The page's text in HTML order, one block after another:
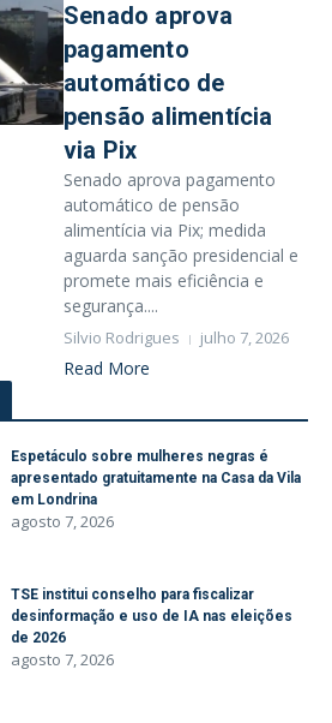
Senado aprova
pagamento
automático de
pensão alimentícia
via Pix
Senado aprova pagamento
automático de pensão
alimentícia via Pix; medida
aguarda sanção presidencial e
promete mais eficiência e
segurança....
Silvio Rodrigues julho 7, 2026
Read More
Espetáculo sobre mulheres negras é
apresentado gratuitamente na Casa da Vila
em Londrina
agosto 7, 2026
TSE institui conselho para fiscalizar
desinformação e uso de IA nas eleições
de 2026
agosto 7, 2026